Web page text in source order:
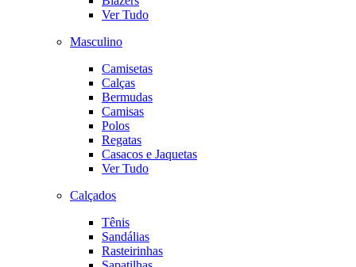
Ver Tudo
Masculino
Camisetas
Calças
Bermudas
Camisas
Polos
Regatas
Casacos e Jaquetas
Ver Tudo
Calçados
Tênis
Sandálias
Rasteirinhas